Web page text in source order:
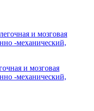
и мозговая
-механический,